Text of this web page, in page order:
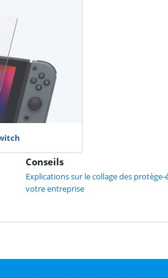
Conseils
Explications sur le collage des
votre entreprise